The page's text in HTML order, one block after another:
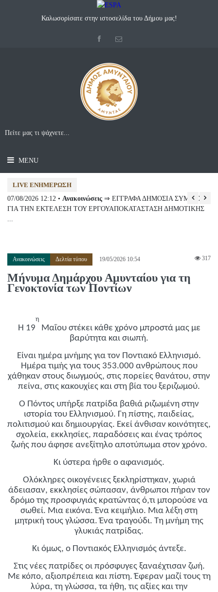
Καλωσορίσατε στην ιστοσελίδα του Δήμου μας!
MENU
LIVE ΕΝΗΜΈΡΩΣΗ
07/08/2026 12:12 • Ανακοινώσεις ⇒ ΕΓΓΡΑΦΑ ΔΗΜΟΣΙΑ ΣΥΜΒΑΣΗ
ΓΙΑ ΤΗΝ ΕΚΤΕΛΕΣΗ ΤΟΥ ΕΡΓΟΥΑΠΟΚΑΤΑΣΤΑΣΗ ΔΗΜΟΤΙΚΗΣ
...
Ανακοινώσεις Δελτία τύπου 19/05/2026 10:54 317
Μήνυμα Δημάρχου Αμυνταίου για τη
Γενοκτονία των Ποντίων
Η 19
η
Μαΐου στέκει κάθε χρόνο μπροστά μας με
βαρύτητα και σιωπή.
Είναι ημέρα μνήμης για τον Ποντιακό Ελληνισμό.
Ημέρα τιμής για τους 353.000 ανθρώπους που
χάθηκαν στους διωγμούς, στις πορείες θανάτου, στην
πείνα, στις κακουχίες και στη βία του ξεριζωμού.
Ο Πόντος υπήρξε πατρίδα βαθιά ριζωμένη στην
ιστορία του Ελληνισμού. Γη πίστης, παιδείας,
πολιτισμού και δημιουργίας. Εκεί άνθισαν κοινότητες,
σχολεία, εκκλησίες, παραδόσεις και ένας τρόπος
ζωής που άφησε ανεξίτηλο αποτύπωμα στον χρόνο.
Κι ύστερα ήρθε ο αφανισμός.
Ολόκληρες οικογένειες ξεκληρίστηκαν, χωριά
άδειασαν, εκκλησίες σώπασαν, άνθρωποι πήραν τον
δρόμο της προσφυγιάς κρατώντας ό,τι μπορούσε να
σωθεί. Μια εικόνα. Ένα κειμήλιο. Μια λέξη στη
μητρική τους γλώσσα. Ένα τραγούδι. Τη μνήμη της
γλυκιάς πατρίδας.
Κι όμως, ο Ποντιακός Ελληνισμός άντεξε.
Στις νέες πατρίδες οι πρόσφυγες ξαναέχτισαν ζωή.
Με κόπο, αξιοπρέπεια και πίστη. Έφεραν μαζί τους τη
λύρα, τη γλώσσα, τα ήθη, τις αξίες και την